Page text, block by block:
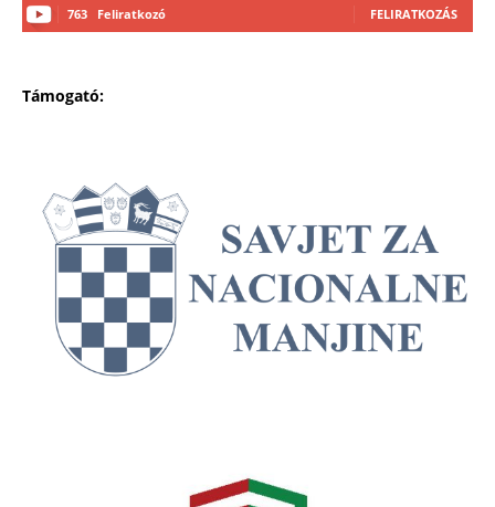
763 Feliratkozó FELIRATKOZÁS
Támogató: